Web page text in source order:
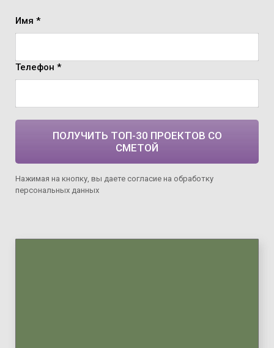
Имя *
Телефон *
ПОЛУЧИТЬ ТОП-30 ПРОЕКТОВ СО
СМЕТОЙ
Нажимая на кнопку, вы даете согласие на обработку
персональных данных